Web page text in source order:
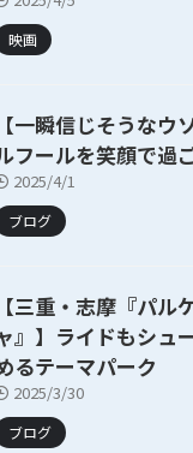
映画
【一瞬信じそうなウ
フールを笑顔で過
2025/4/1
ブログ
【三重・志摩『パル
』】ライドもシュ
るテーマパーク
2025/3/30
ブログ